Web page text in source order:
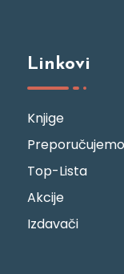
Linkovi
Knjige
Preporučujemo
Top-Lista
Akcije
Izdavači